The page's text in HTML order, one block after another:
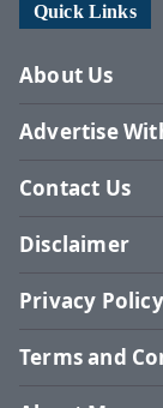
Quick Links
About Us
Advertise
Contact Us
Disclaimer
Privacy Policy
Terms and